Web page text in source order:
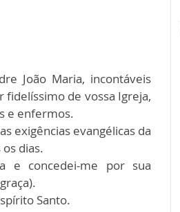
João Maria, incontáveis
fidelíssimo de vossa Igreja,
e enfermos.
exigências evangélicas da
dias.
e concedei-me por sua
Santo.